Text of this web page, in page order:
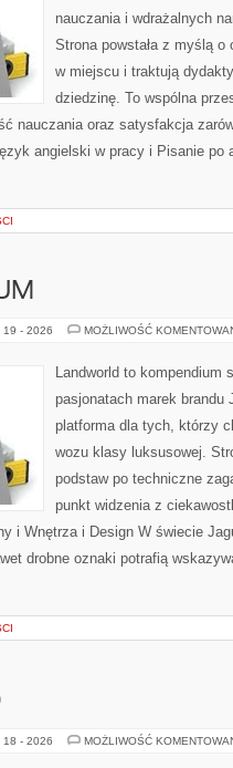
nauczania i wdrażalnych
Strona powstała z myślą
w miejscu i traktują
dziedzinę. To wspólna
nauczania oraz satysfakcja
angielski w pracy i Pisanie po
19 - 2026 MOŻLIWOŚĆ
Landworld to kompendium
pasjonatach marek brandu
platforma dla tych, którzy
wozu klasy luksusowej.
podstaw po techniczne
punkt widzenia z
i Wnętrza i Design W świecie
drobne oznaki potrafią
18 - 2026 MOŻLIWOŚĆ